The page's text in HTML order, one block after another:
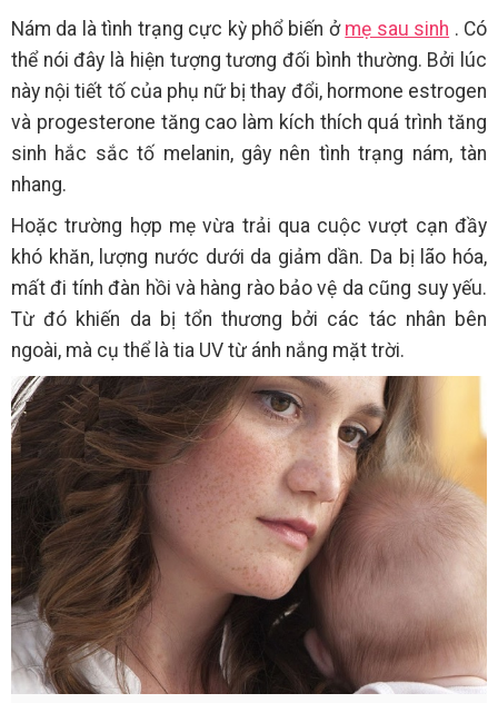
Nám da là tình trạng cực kỳ phổ biến ở mẹ sau sinh . Có
thể nói đây là hiện tượng tương đối bình thường. Bởi lúc
này nội tiết tố của phụ nữ bị thay đổi, hormone estrogen
và progesterone tăng cao làm kích thích quá trình tăng
sinh hắc sắc tố melanin, gây nên tình trạng nám, tàn
nhang.
Hoặc trường hợp mẹ vừa trải qua cuộc vượt cạn đầy
khó khăn, lượng nước dưới da giảm dần. Da bị lão hóa,
mất đi tính đàn hồi và hàng rào bảo vệ da cũng suy yếu.
Từ đó khiến da bị tổn thương bởi các tác nhân bên
ngoài, mà cụ thể là tia UV từ ánh nắng mặt trời.